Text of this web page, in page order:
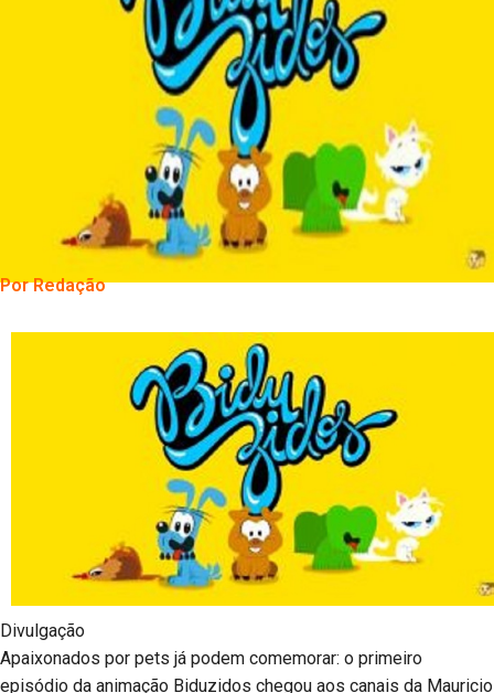
Por Redação
Divulgação
Apaixonados por pets já podem comemorar: o primeiro
episódio da animação Biduzidos chegou aos canais da Mauricio